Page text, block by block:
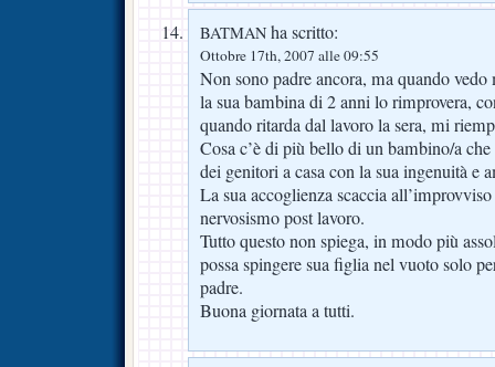
BATMAN ha scritto:
Ottobre 17th, 2007 alle 09:55
Non sono padre ancora, ma quando
la sua bambina di 2 anni lo rimprovera,
quando ritarda dal lavoro la sera, mi
Cosa c’è di più bello di un bambino/a
dei genitori a casa con la sua ingenuità e
La sua accoglienza scaccia
nervosismo post lavoro.
Tutto questo non spiega, in modo più
possa spingere sua figlia nel vuoto solo
padre.
Buona giornata a tutti.